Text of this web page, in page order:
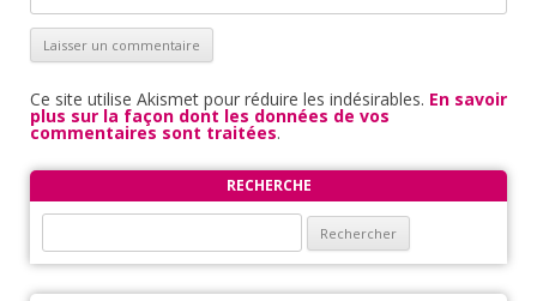
Ce site utilise Akismet pour réduire les indésirables. En savoir
plus sur la façon dont les données de vos
commentaires sont traitées.
RECHERCHE